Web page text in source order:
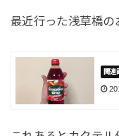
最近行った浅草橋の